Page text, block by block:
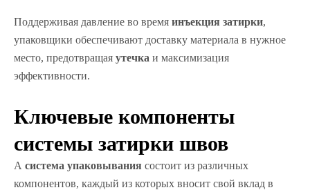
Поддерживая давление во время инъекция затирки,
упаковщики обеспечивают доставку материала в нужное
место, предотвращая утечка и максимизация
эффективности.
Ключевые компоненты
системы затирки швов
А система упаковывания состоит из различных
компонентов, каждый из которых вносит свой вклад в